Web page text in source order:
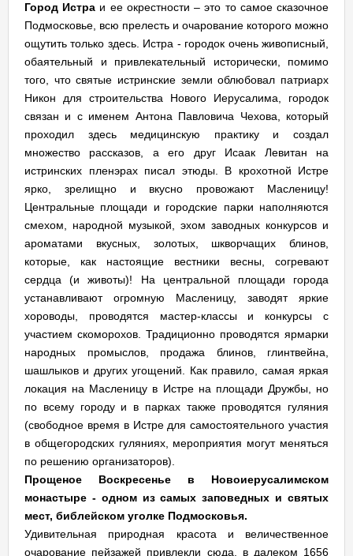
Город Истра и ее окрестности – это то самое сказочное
Подмосковье, всю прелесть и очарование которого можно
ощутить только здесь. Истра - городок очень живописный,
обаятельный и привлекательный исторически, помимо
того, что святые истринские земли облюбовал патриарх
Никон для строительства Нового Иерусалима, городок
связан и с именем Антона Павловича Чехова, который
проходил здесь медицинскую практику и создал
множество рассказов, а его друг Исаак Левитан на
истринских пленэрах писал этюды. В крохотной Истре
ярко, зрелищно и вкусно провожают Масленицу!
Центральные площади и городские парки наполняются
смехом, народной музыкой, эхом заводных конкурсов и
ароматами вкусных, золотых, шкворчащих блинов,
которые, как настоящие вестники весны, согревают
сердца (и животы)! На центральной площади города
устанавливают огромную Масленицу, заводят яркие
хороводы, проводятся мастер-классы и конкурсы с
участием скоморохов. Традиционно проводятся ярмарки
народных промыслов, продажа блинов, глинтвейна,
шашлыков и других угощений. Как правило, самая яркая
локация на Масленицу в Истре на площади Дружбы, но
по всему городу и в парках также проводятся гуляния
(свободное время в Истре для самостоятельного участия
в общегородских гуляниях, мероприятия могут меняться
по решению организаторов).
Прощеное Воскресенье в Новоиерусалимском
монастыре - одном из самых заповедных и святых
мест, библейском уголке Подмосковья.
Удивительная природная красота и величественное
очарование пейзажей привлекли сюда, в далеком 1656